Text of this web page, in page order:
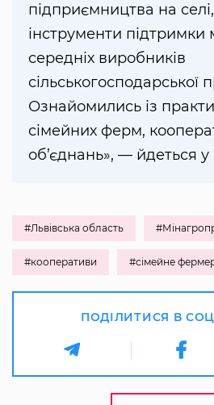
підприємництва на
інструменти підтримки
середніх виробників
сільськогосподарської
Ознайомились із
сімейних ферм,
об’єднань», — йдеться у
#Львівська область
#кооперативи #сімейне
ПОДІЛИТИСЯ В